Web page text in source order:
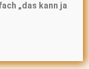
„das kann ja